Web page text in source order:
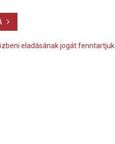
eladásának jogát fenntartjuk.